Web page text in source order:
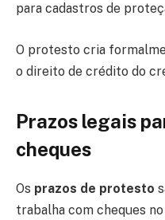
para cadastros de
O protesto cria
o direito de crédito do
Prazos legais
cheques
Os prazos de protesto
trabalha com cheques